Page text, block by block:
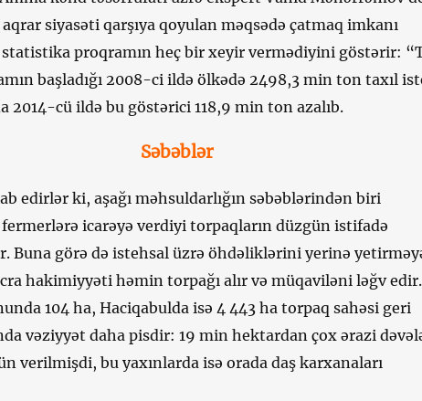
siyasəti qarşıya qoyulan məqsədə çatmaq imkanı
statistika proqramın heç bir xeyir vermədiyini göstərir:
başladığı 2008-ci ildə ölkədə 2498,3 min ton taxıl
2014-cü ildə bu göstərici 118,9 min ton azalıb.
Səbəblər
edirlər ki, aşağı məhsuldarlığın səbəblərindən biri
icarəyə verdiyi torpaqların düzgün istifadə
Buna görə də istehsal üzrə öhdəliklərini yerinə
hakimiyyəti həmin torpağı alır və müqaviləni ləğv
104 ha, Haciqabulda isə 4 443 ha torpaq sahəsi geri
vəziyyət daha pisdir: 19 min hektardan çox ərazi
verilmişdi, bu yaxınlarda isə orada daş karxanaları